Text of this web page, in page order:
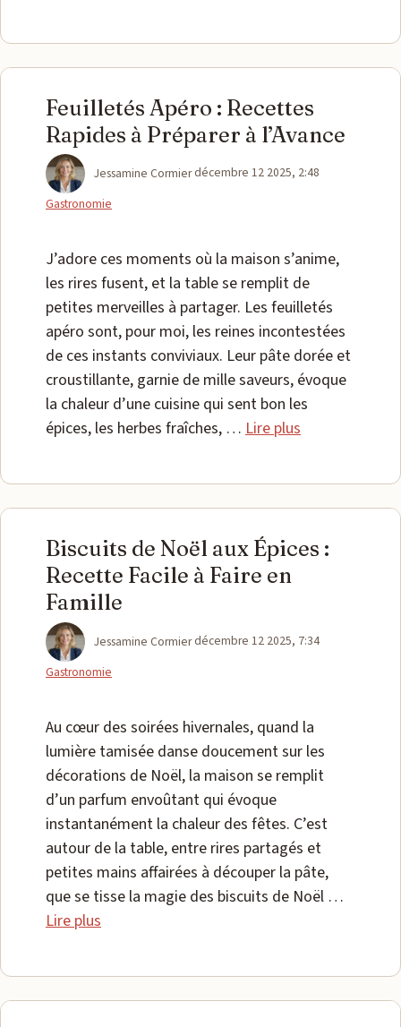
Feuilletés Apéro : Recettes
Rapides à Préparer à l’Avance
Jessamine Cormierdécembre 12 2025, 2:48
Gastronomie
J’adore ces moments où la maison s’anime,
les rires fusent, et la table se remplit de
petites merveilles à partager. Les feuilletés
apéro sont, pour moi, les reines incontestées
de ces instants conviviaux. Leur pâte dorée et
croustillante, garnie de mille saveurs, évoque
la chaleur d’une cuisine qui sent bon les
épices, les herbes fraîches, … Lire plus
Biscuits de Noël aux Épices :
Recette Facile à Faire en
Famille
Jessamine Cormierdécembre 12 2025, 7:34
Gastronomie
Au cœur des soirées hivernales, quand la
lumière tamisée danse doucement sur les
décorations de Noël, la maison se remplit
d’un parfum envoûtant qui évoque
instantanément la chaleur des fêtes. C’est
autour de la table, entre rires partagés et
petites mains affairées à découper la pâte,
que se tisse la magie des biscuits de Noël …
Lire plus